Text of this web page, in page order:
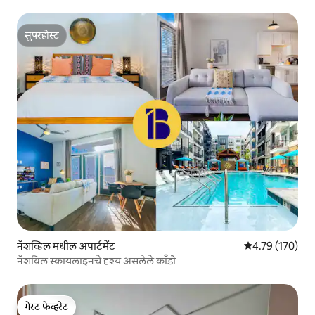
सुपरहोस्ट
सुपरहोस्ट
नॅशव्हिल मधील अपार्टमेंट 5 पैकी 4.79
4.79 (170)
नॅशविल स्कायलाइनचे दृश्य असलेले काँडो
गेस्ट फेव्हरेट